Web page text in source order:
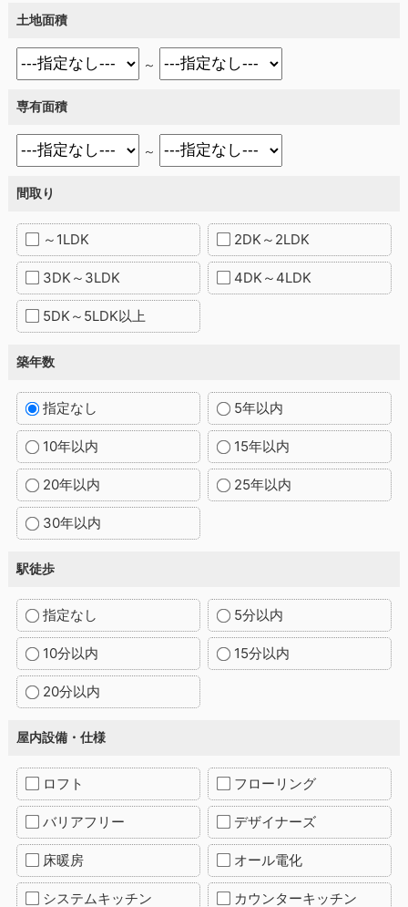
土地面積
～
専有面積
～
間取り
～1LDK 2DK～2LDK
3DK～3LDK 4DK～4LDK
5DK～5LDK以上
築年数
指定なし 5年以内
10年以内 15年以内
20年以内 25年以内
30年以内
駅徒歩
指定なし 5分以内
10分以内 15分以内
20分以内
屋内設備・仕様
ロフト フローリング
バリアフリー デザイナーズ
床暖房 オール電化
システムキッチン カウンターキッチン